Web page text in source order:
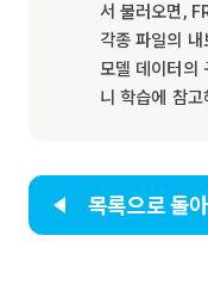
서 불러오면,
각종 파일의
모델 데이터의
니 학습에 참고
목록으로 돌아